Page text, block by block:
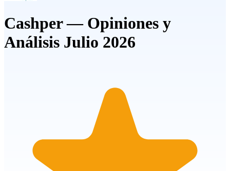
Cashper — Opiniones y
Análisis Julio 2026